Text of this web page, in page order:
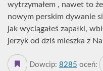
wytrzymałem , nawet to
nowym perskim dywanie
jak wyciągałeś zapałki,
jerzyk od dziś mieszka z
Dowcip: 8285 oceń: